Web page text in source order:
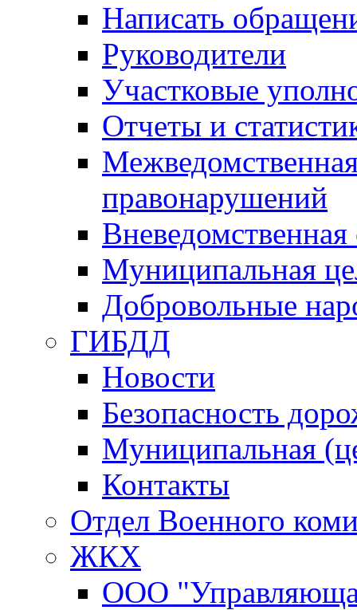
Написать
Руководители
Участковые
Отчеты и
правонарушений
Вневедомственная
Муниципальная
Добровольные
ГИБДД
Новости
Безопасность
Муниципальная
Контакты
Отдел Военного
ЖКХ
ООО